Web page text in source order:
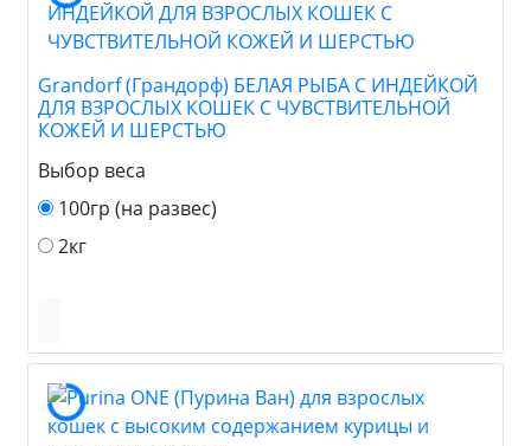
Grandorf (Грандорф) БЕЛАЯ РЫБА С ИНДЕЙКОЙ
ДЛЯ ВЗРОСЛЫХ КОШЕК С ЧУВСТВИТЕЛЬНОЙ
КОЖЕЙ И ШЕРСТЬЮ
Выбор веса
100гр (на развес)
2кг